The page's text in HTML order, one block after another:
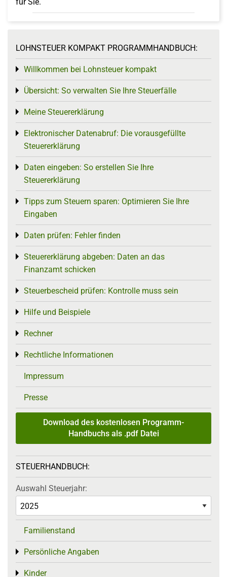
LOHNSTEUER KOMPAKT PROGRAMMHANDBUCH:
Willkommen bei Lohnsteuer kompakt
Toggle menu
Übersicht: So verwalten Sie Ihre Steuerfälle
Toggle menu
Meine Steuererklärung
Toggle menu
Elektronischer Datenabruf: Die vorausgefüllte
Steuererklärung
Toggle menu
Daten eingeben: So erstellen Sie Ihre
Steuererklärung
Toggle menu
Tipps zum Steuern sparen: Optimieren Sie Ihre
Eingaben
Toggle menu
Daten prüfen: Fehler finden
Toggle menu
Steuererklärung abgeben: Daten an das
Finanzamt schicken
Toggle menu
Steuerbescheid prüfen: Kontrolle muss sein
Toggle menu
Hilfe und Beispiele
Toggle menu
Rechner
Toggle menu
Rechtliche Informationen
Toggle menu
Impressum
Presse
Download des kostenlosen Programm-
Handbuchs als .pdf Datei
STEUERHANDBUCH:
Auswahl Steuerjahr:
Familienstand
Persönliche Angaben
Toggle menu
Kinder
Toggle menu